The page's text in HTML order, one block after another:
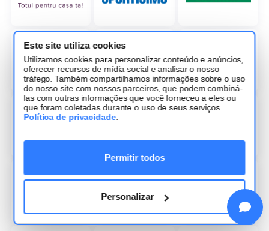
Este site utiliza cookies
Utilizamos cookies para personalizar conteúdo e anúncios,
oferecer recursos de mídia social e analisar o nosso
tráfego. Também compartilhamos informações sobre o uso
do nosso site com nossos parceiros, que podem combiná-
las com outras informações que você forneceu a eles ou
que foram coletadas durante o uso de seus serviços.
Política de privacidade
Permitir todos
Personalizar